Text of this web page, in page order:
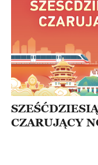
CZARUJĄCY